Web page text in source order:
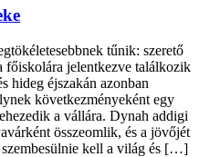
tűnik: szerető
főiskolára jelentkezve találkozik
hideg éjszakán azonban
következményeként egy
a vállára. Dynah addigi
összeomlik, és a jövőjét
kell a világ és […]